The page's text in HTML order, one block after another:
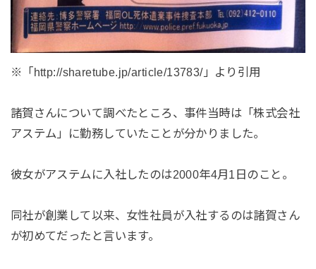
※「http://sharetube.jp/article/13783/」より引用
諸賀さんについて調べたところ、事件当時は「株式会社
アステム」に勤務していたことが分かりました。
彼女がアステムに入社したのは2000年4月1日のこと。
同社が創業して以来、女性社員が入社するのは諸賀さん
が初めてだったと言います。